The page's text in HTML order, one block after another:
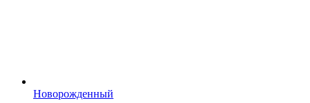
Новорожденный